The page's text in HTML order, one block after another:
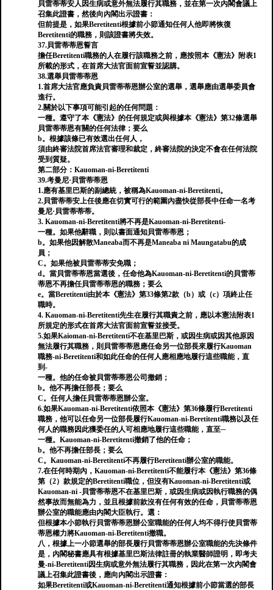
貝雷蒂蒂安人因生病或意外無法履行其職務，並在第一次內閣會議上
召集此證書，然後向內閣出示證書：
但前提是，如果Beretitenti根據前小節通知任何人他即將恢復
Beretitenti的職務，則該證書將失效。
37.貝雷蒂蒂恩誓言
擔任Beretitenti職務的人在履行該職務之前，應按照本《憲法》附表1
所載的形式，在首席大法官面前宣誓並認購。
38.選舉貝雷蒂蒂恩
1.首席大法官應負責貝雷蒂蒂恩辦公室的選舉，選舉應由選舉委員會
進行。
2.關於以下事項可能引起的任何問題：
一種。遵守了本《憲法》的任何規定或與根據本《憲法》第32條選舉
貝雷蒂蒂恩有關的任何法律；要么
b。根據該條已有效選出任何人，
須由終審法院首席法官審理和裁定，終審法院的決定不會在任何法院
受到質疑。
第二部分：Kauoman-ni-Beretitenti
39.考曼尼·貝雷蒂蒂恩
1.應有基里巴斯的副總統，被稱為Kauoman-ni-Beretitenti。
2.貝雷蒂蒂安上任後應在切實可行的範圍內盡快從部長中任命一名考
曼尼·貝雷蒂蒂蒂。
3. Kauoman-ni-Beretitenti將不再是Kauoman-ni-Beretitenti-
一種。如果他辭職，則以書面通知貝雷蒂蒂恩；
b。如果他因解散Maneaba而不再是Maneaba ni Maungatabu的成
員；
C。如果他被貝雷蒂蒂安免職；
d。當貝雷蒂蒂恩當選後，任命他為Kauoman-ni-Beretitenti的貝雷蒂
蒂恩不再擔任貝雷蒂蒂恩的職務；要么
e。當Beretitenti由於本《憲法》第33條第2款（b）或（c）項終止任
職時。
4. Kauoman-ni-Beretitenti先生在履行其職責之前，應以本憲法附表1
所規定的形式在首席大法官面前宣誓並接受。
5.如果Kaioman-ni-Beretitenti不在基里巴斯，或因生病或因其他原因
無法履行其職務，則貝雷蒂蒂恩應任命另一位部長來履行Kauoman
職務-ni-Beretitenti和如此任命的任何人應相應地履行這些職能，直
到-
一種。他的任命被貝雷蒂蒂恩公司撤銷；
b。他不再擔任部長；要么
C。任何人擔任貝雷蒂蒂恩辦公室。
6.如果Kauoman-ni-Beretitenti依照本《憲法》第36條履行Beretitenti
職務，他可以任命另一位部長履行Kauoman-ni-Beretitenti職務以及任
何人的職務因此獲委任的人可相應地履行這些職能，直至─
一種。Kauoman-ni-Beretitenti撤銷了他的任命；
b。他不再擔任部長；要么
C。Kauoman-ni-Beretitenti不再履行Beretitenti辦公室的職能。
7.在任何時期內，Kauoman-ni-Beretitenti不能履行本《憲法》第36條
第（2）款規定的Beretitenti職位，但沒有Kauoman-ni-Beretitenti或
Kauoman-ni -貝雷蒂蒂恩不在基里巴斯，或因生病或因執行職務的偶
然事故而無能為力，並且根據前款沒有任何有效的任命，貝雷蒂蒂恩
辦公室的職能應由​​內閣大臣執行。選：
但根據本小節執行貝雷蒂蒂恩辦公室職能的任何人均不得行使貝雷蒂
蒂恩權力將Kauoman-ni-Beretitenti撤職。
八，根據上一小節選舉的部長履行貝雷蒂蒂恩辦公室職能的先決條件
是，內閣秘書應具有根據基里巴斯法律註冊的執業醫師證明，即考夫
曼-ni-Beretitenti因生病或意外無法履行其職務，因此在第一次內閣會
議上召集此證書後，應向內閣出示證書：
如果Beretitenti或Kauoman-ni-Beretitenti通知根據前小節當選的部長